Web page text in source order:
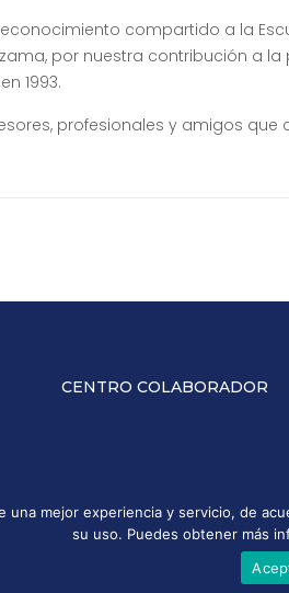
compartido a la
por nuestra contribución a
1993.
profesionales y amigos
CENTRO COLABORADOR
Política de Privacidad Política
| Todos los derechos reservados
mejor experiencia y servicio, de
su uso. Puedes obtener más